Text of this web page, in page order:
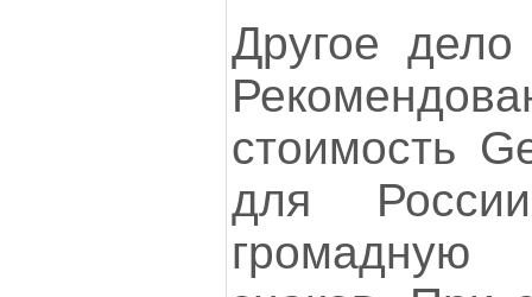
Другое
стоимость
для
громадную